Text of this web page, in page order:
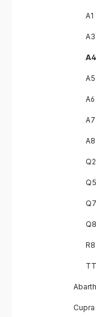
A1
A3
A4
A5
A6
A7
A8
Q2
Q5
Q7
Q8
R8
Abarth
Cupra